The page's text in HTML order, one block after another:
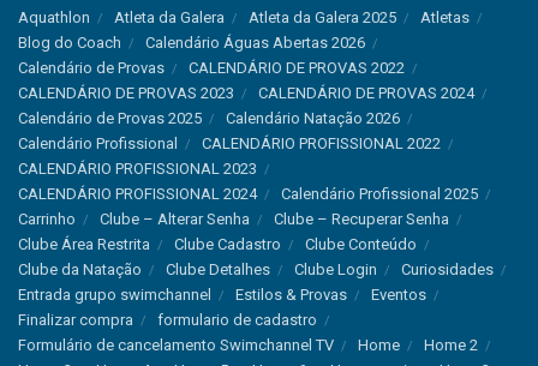
Aquathlon Atleta da Galera Atleta da Galera 2025
Atletas
Blog do Coach
Calendário Águas Abertas 2026
Calendário de Provas
CALENDÁRIO DE PROVAS 2022
CALENDÁRIO DE PROVAS 2023
CALENDÁRIO DE PROVAS 2024
Calendário de Provas 2025
Calendário Natação 2026
Calendário Profissional
CALENDÁRIO PROFISSIONAL 2022
CALENDÁRIO PROFISSIONAL 2023
CALENDÁRIO PROFISSIONAL 2024
Calendário Profissional 2025
Carrinho
Clube – Alterar Senha
Clube – Recuperar Senha
Clube Área Restrita
Clube Cadastro
Clube Conteúdo
Clube da Natação
Clube Detalhes Clube Login
Curiosidades
Entrada grupo swimchannel
Estilos & Provas
Eventos
Finalizar compra
formulario de cadastro
Formulário de cancelamento Swimchannel TV
Home
Home 2